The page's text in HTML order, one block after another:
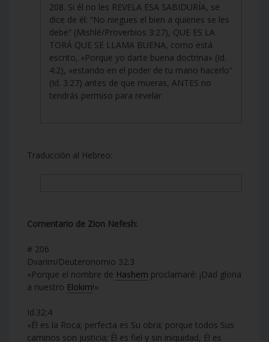
208. Si él no les REVELA ESA SABIDURÍA, se
dice de él: “No niegues el bien a quienes se les
debe” (Mishlé/Proverbios 3:27), QUE ES LA
TORÁ QUE SE LLAMA BUENA, como está
escrito, «Porque yo darte buena doctrina» (Id.
4:2), «estando en el poder de tu mano hacerlo”
(Id. 3:27) antes de que mueras, ANTES no
tendrás permiso para revelar.
Traducción al Hebreo:
Comentario de Zion Nefesh:
# 206
Dvarim/Deuteronomio 32:3
«Porque el nombre de Hashem proclamaré: ¡Dad gloria
a nuestro Elokim!»
Id.32:4
«Él es la Roca; perfecta es Su obra; porque todos Sus
caminos son justicia; Él es fiel y sin iniquidad, Él es